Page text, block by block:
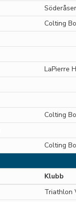
Colting
LaPierre
Colting
Colting
Klubb
Triathlon